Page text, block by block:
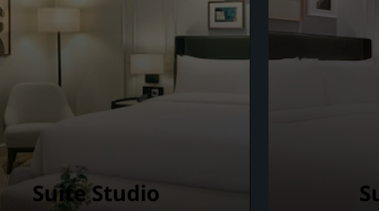
Suite Studio